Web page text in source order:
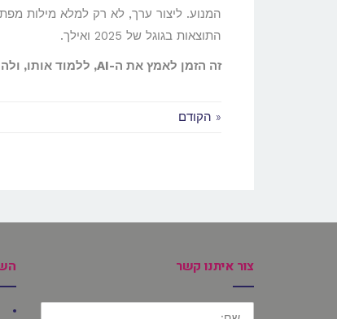
המנוע. ליצור ערך, לא רק למלא מילות
התוצאות בגוגל של 2025 ואילך.
זה הזמן לאמץ את ה-AI, ללמוד אותו, ולהפוך אותו לשותף פעיל בקידום האתר שלך.
« הקודם
צור איתנו קשר
שם: